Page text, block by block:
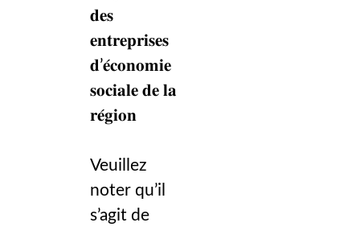
𝐝𝐞𝐬
𝐞𝐧𝐭𝐫𝐞𝐩𝐫𝐢𝐬𝐞𝐬
𝐝’𝐞́𝐜𝐨𝐧𝐨𝐦𝐢𝐞
𝐬𝐨𝐜𝐢𝐚𝐥𝐞 𝐝𝐞 𝐥𝐚
𝐫𝐞́𝐠𝐢𝐨𝐧
Veuillez
noter qu’il
s’agit de